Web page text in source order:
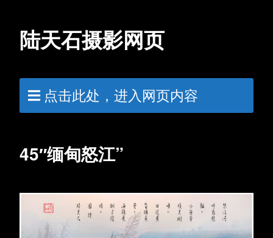
陆天石摄影网页
点击此处，进入网页内容
45″缅甸怒江”